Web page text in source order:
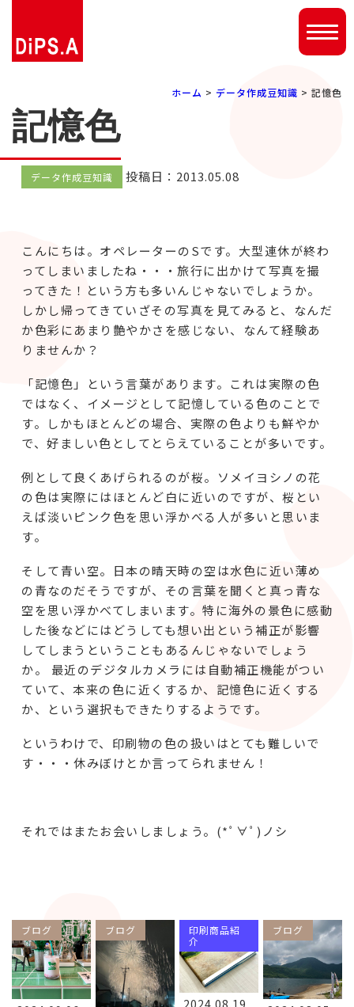
ホーム > データ作成豆知識 > 記憶色
記憶色
データ作成豆知識 投稿日：2013.05.08
こんにちは。オペレーターのSです。大型連休が終わ
ってしまいましたね・・・旅行に出かけて写真を撮
ってきた！という方も多いんじゃないでしょうか。
しかし帰ってきていざその写真を見てみると、なんだ
か色彩にあまり艶やかさを感じない、なんて経験あ
りませんか？
「記憶色」という言葉があります。これは実際の色
ではなく、イメージとして記憶している色のことで
す。しかもほとんどの場合、実際の色よりも鮮やか
で、好ましい色としてとらえていることが多いです。
例として良くあげられるのが桜。ソメイヨシノの花
の色は実際にはほとんど白に近いのですが、桜とい
えば淡いピンク色を思い浮かべる人が多いと思いま
す。
そして青い空。日本の晴天時の空は水色に近い薄め
の青なのだそうですが、その言葉を聞くと真っ青な
空を思い浮かべてしまいます。特に海外の景色に感動
した後などにはどうしても想い出という補正が影響
してしまうということもあるんじゃないでしょう
か。 最近のデジタルカメラには自動補正機能がつい
ていて、本来の色に近くするか、記憶色に近くする
か、という選択もできたりするようです。
というわけで、印刷物の色の扱いはとても難しいで
す・・・休みぼけとか言ってられません！
それではまたお会いしましょう。(*ﾟ∀ﾟ)ノシ
ブログ ブログ
印刷商品紹
介
ブログ